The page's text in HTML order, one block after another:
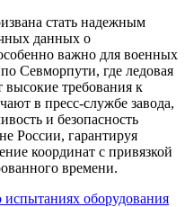
стать надежным
данных о
важно для военных
Севморпути, где ледовая
высокие требования к
в пресс-службе завода,
и безопасность
России, гарантируя
координат с привязкой
времени.
оборудования